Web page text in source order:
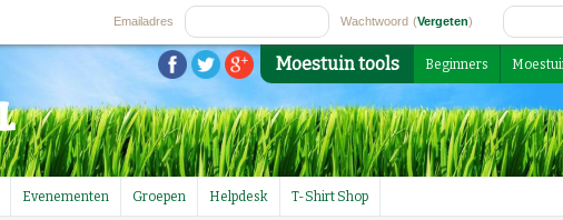
(Vergeten)
Emailadres Wachtwoord
Moestuin tools Beginners
Evenementen Groepen Helpdesk T-Shirt Shop